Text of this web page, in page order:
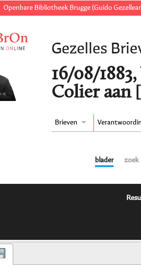
Openbare Bibliotheek Brugge (Guido
Gezelles
16/08/
Colier aan
Brieven
blader zoek